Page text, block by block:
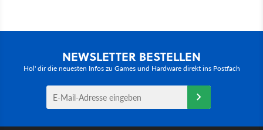
NEWSLETTER BESTELLEN
Hol' dir die neuesten Infos zu Games und Hardware direkt ins Postfach